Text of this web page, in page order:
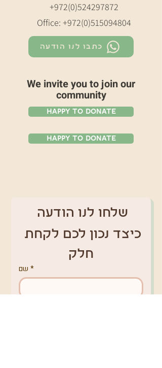
+972(0)524297872
Office: +972(0)515094804
כתבו לנו הודעה
We invite you to join our
community
Happy To Donate
Happy To Donate
שלחו לנו הודעה
חלק
שם *